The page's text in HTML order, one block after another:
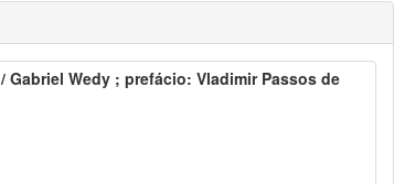
/ Gabriel Wedy ; prefácio: Vladimir Passos de